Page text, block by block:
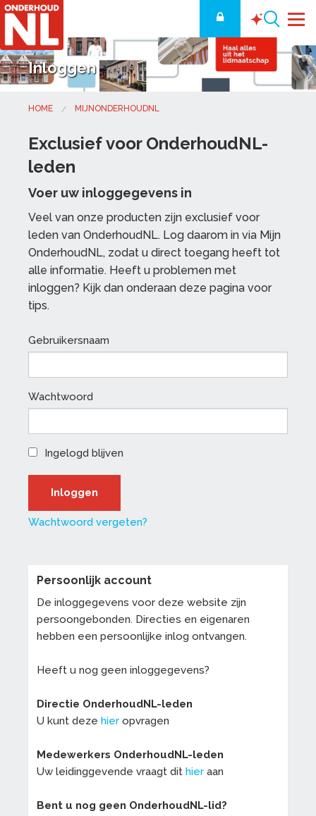
Inloggen
HOME MIJNONDERHOUDNL
Exclusief voor OnderhoudNL-
leden
Voer uw inloggegevens in
Veel van onze producten zijn exclusief voor
leden van OnderhoudNL. Log daarom in via Mijn
OnderhoudNL, zodat u direct toegang heeft tot
alle informatie. Heeft u problemen met
inloggen? Kijk dan onderaan deze pagina voor
tips.
Gebruikersnaam
Wachtwoord
Ingelogd blijven
Wachtwoord vergeten?
Persoonlijk account
De inloggegevens voor deze website zijn
persoongebonden. Directies en eigenaren
hebben een persoonlijke inlog ontvangen.
Heeft u nog geen inloggegevens?
Directie OnderhoudNL-leden
U kunt deze hier opvragen
Medewerkers OnderhoudNL-leden
Uw leidinggevende vraagt dit hier aan
Bent u nog geen OnderhoudNL-lid?